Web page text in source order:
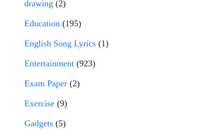
drawing (2)
Education (195)
English Song Lyrics (1)
Entertainment (923)
Exam Paper (2)
Exercise (9)
Gadgets (5)